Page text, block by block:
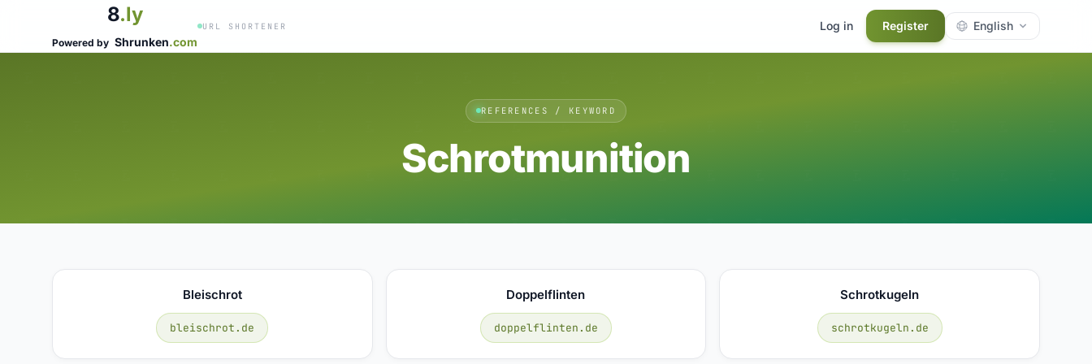
8.ly
Powered by Shrunken.com
URL SHORTENER Log in Register English
REFERENCES / KEYWORD
Schrotmunition
Bleischrot
bleischrot.de
Doppelflinten
doppelflinten.de
Schrotkugeln
schrotkugeln.de